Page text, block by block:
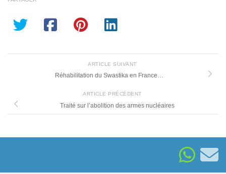
ARTICLE SUIVANT
Réhabilitation du Swastika en France…
ARTICLE PRÉCÉDENT
Traité sur l’abolition des armes nucléaires